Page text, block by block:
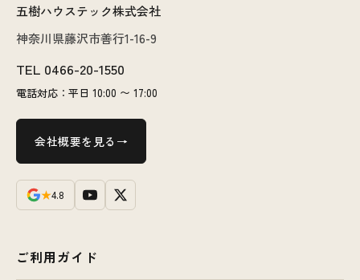
五樹ハウステック株式会社
神奈川県藤沢市善行1-16-9
TEL 0466-20-1550
電話対応：平日 10:00 〜 17:00
会社概要を見る
★4.8
ご利用ガイド